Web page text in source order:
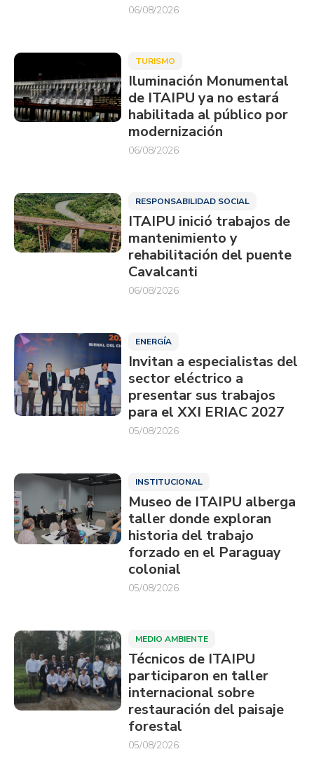
06/08/2026
TURISMO
Iluminación Monumental
de ITAIPU ya no estará
habilitada al público por
modernización
06/08/2026
RESPONSABILIDAD SOCIAL
ITAIPU inició trabajos de
mantenimiento y
rehabilitación del puente
Cavalcanti
06/08/2026
ENERGÍA
Invitan a especialistas del
sector eléctrico a
presentar sus trabajos
para el XXI ERIAC 2027
05/08/2026
INSTITUCIONAL
Museo de ITAIPU alberga
taller donde exploran
historia del trabajo
forzado en el Paraguay
colonial
05/08/2026
MEDIO AMBIENTE
Técnicos de ITAIPU
participaron en taller
internacional sobre
restauración del paisaje
forestal
05/08/2026